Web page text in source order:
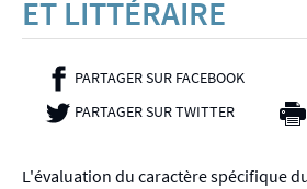
ET LITTÉRAIRE
PARTAGER SUR FACEBOOK-
PARTAGER SUR TWITTER-
L'évaluation du caractère spécifique